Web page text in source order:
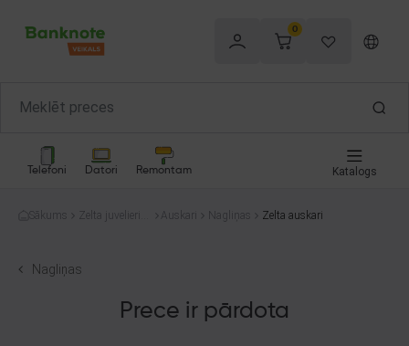
0
Telefoni Datori Remontam Katalogs
Sākums
Zelta juvelierizs
Auskari Nagliņas Zelta auskari
Nagliņas
Prece ir pārdota